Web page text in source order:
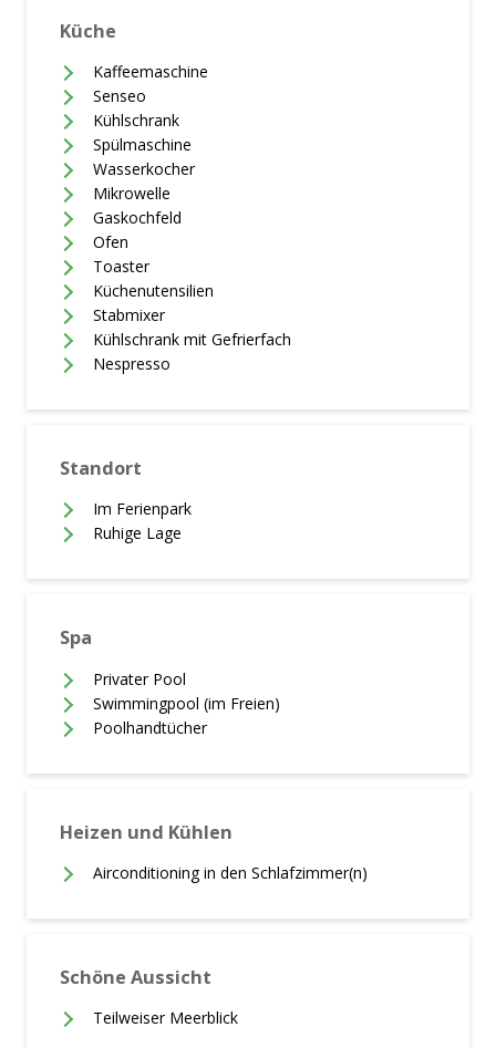
Küche
Kaffeemaschine
Senseo
Kühlschrank
Spülmaschine
Wasserkocher
Mikrowelle
Gaskochfeld
Ofen
Toaster
Küchenutensilien
Stabmixer
Kühlschrank mit Gefrierfach
Nespresso
Standort
Im Ferienpark
Ruhige Lage
Spa
Privater Pool
Swimmingpool (im Freien)
Poolhandtücher
Heizen und Kühlen
Airconditioning in den Schlafzimmer(n)
Schöne Aussicht
Teilweiser Meerblick